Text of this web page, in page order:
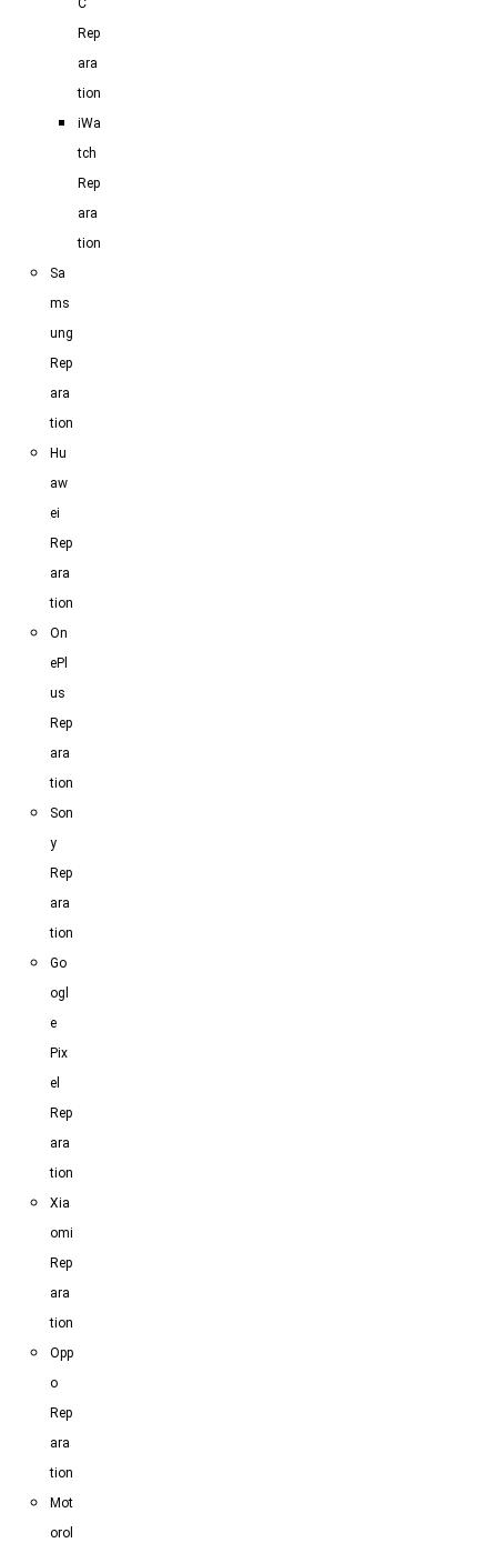
C
Rep
ara
tion
iWa
tch
Rep
ara
tion
Sa
ms
ung
Rep
ara
tion
Hu
aw
ei
Rep
ara
tion
On
ePl
us
Rep
ara
tion
Son
y
Rep
ara
tion
Go
ogl
e
Pix
el
Rep
ara
tion
Xia
omi
Rep
ara
tion
Opp
o
Rep
ara
tion
Mot
orol